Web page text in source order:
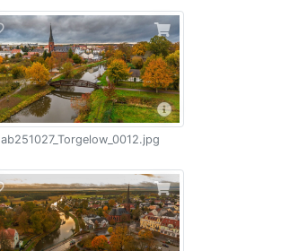
ab251027_Torgelow_0012.jpg